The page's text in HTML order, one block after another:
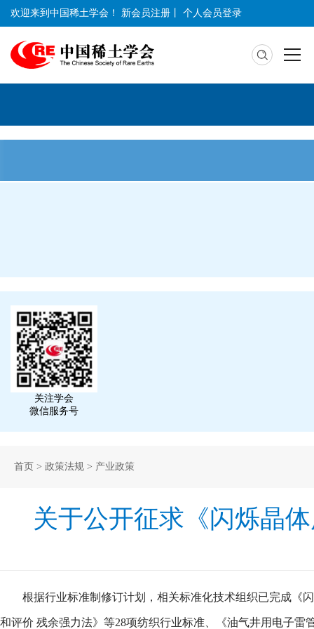
欢迎来到中国稀土学会！ 新会员注册 个人会员登录
关注学会
微信服务号
首页 > 政策法规 > 产业政策
关于公开征求《闪烁晶
根据行业标准制修订计划，相关标准化技术组织已完成《
和评价 残余强力法》等28项纺织行业标准、《油气井用电子